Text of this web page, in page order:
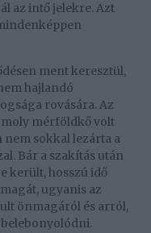
az intő jelekre. Azt
ment keresztül,
hajlandó
rovására. Az
mérföldkő volt
nem sokkal lezárta a
Bár a szakítás után
került, hosszú idő
ugyanis az
önmagáról és arról,